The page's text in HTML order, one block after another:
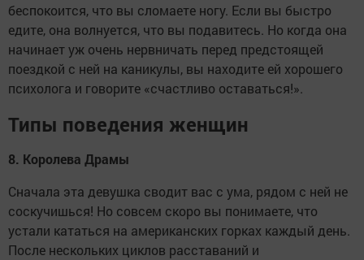
беспокоится, что вы сломаете ногу. Если вы быстро
едите, она волнуется, что вы подавитесь. Но когда она
начинает уж очень нервничать перед предстоящей
поездкой с ней на каникулы, вы находите ей хорошего
психолога и говорите «счастливо оставаться!».
Типы поведения женщин
8. Королева Драмы
Сначала эта девушка сводит вас с ума, рядом с ней не
соскучишься! Но совсем скоро вы понимаете, что
устали кататься на американских горках каждый день.
После нескольких циклов расставаний и